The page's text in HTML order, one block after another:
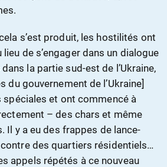
s’est produit, les hostilités ont
de s’engager dans un dialogue
la partie sud-est de l’Ukraine,
du gouvernement de l’Ukraine]
et ont commencé à
– des chars et même
Il y a eu des frappes de lance-
des quartiers résidentiels…
appels répétés à ce nouveau